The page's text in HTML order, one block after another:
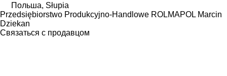
Польша, Słupia
Przedsiębiorstwo Produkcyjno-Handlowe ROLMAPOL Marcin
Dziekan
Связаться с продавцом